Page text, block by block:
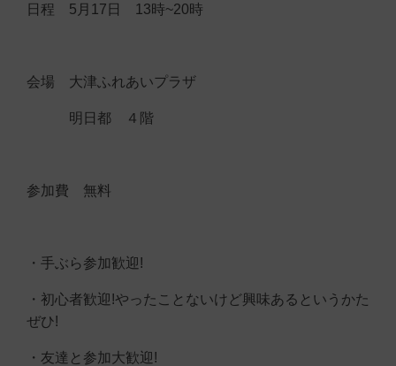
日程 5月17日 13時~20時
会場 大津ふれあいプラザ
明日都 ４階
参加費 無料
・手ぶら参加歓迎!
・初心者歓迎!やったことないけど興味あるというかた
ぜひ!
・友達と参加大歓迎!